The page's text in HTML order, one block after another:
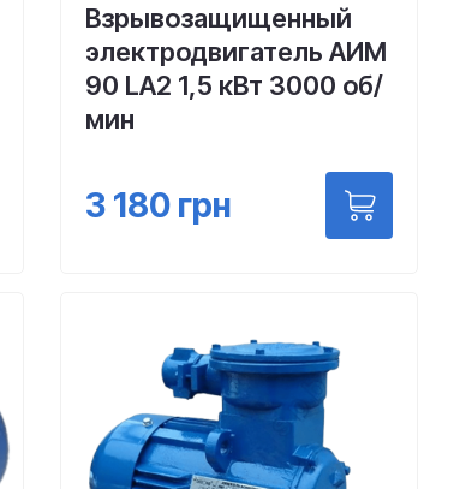
Взрывозащищенный
электродвигатель АИМ
90 LА2 1,5 кВт 3000 об/
мин
3 180грн